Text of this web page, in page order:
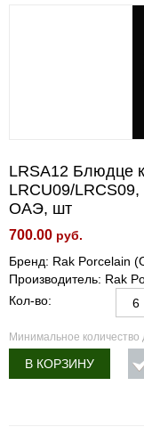
LRSA12 Блюдце
LRCU09/
ОАЭ, шт
700.00 руб.
Бренд: Rak Porcelain
Производитель: Rak
Кол-во:
Минимальное количество
В КОРЗИНУ